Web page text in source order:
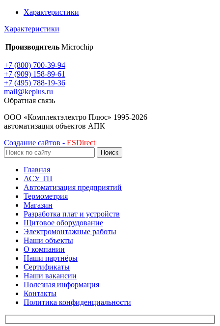
Характеристики
Характеристики
Производитель Microchip
+7 (800) 700-39-94
+7 (909) 158-89-61
+7 (495) 788-19-36
mail@keplus.ru
Обратная связь
ООО «Комплектэлектро Плюс» 1995-2026
автоматизация объектов АПК
Создание сайтов - ESDirect
Поиск
Главная
АСУ ТП
Автоматизация предприятий
Термометрия
Магазин
Разработка плат и устройств
Щитовое оборудование
Электромонтажные работы
Наши объекты
О компании
Наши партнёры
Сертификаты
Наши вакансии
Полезная информация
Контакты
Политика конфиденциальности